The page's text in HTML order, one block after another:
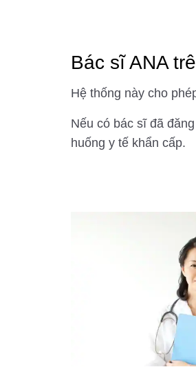
Bác sĩ ANA
Hệ thống này cho
Nếu có bác sĩ đã
huống y tế khẩn cấp.